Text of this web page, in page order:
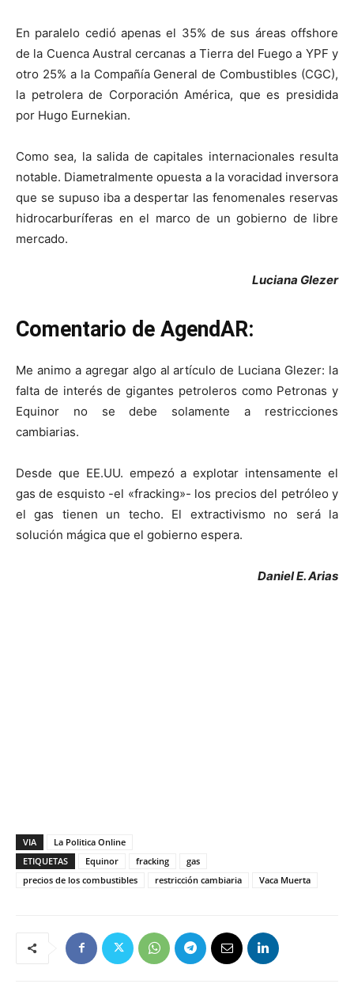
En paralelo cedió apenas el 35% de sus áreas offshore
de la Cuenca Austral cercanas a Tierra del Fuego a YPF y
otro 25% a la Compañía General de Combustibles (CGC),
la petrolera de Corporación América, que es presidida
por Hugo Eurnekian.
Como sea, la salida de capitales internacionales resulta
notable. Diametralmente opuesta a la voracidad inversora
que se supuso iba a despertar las fenomenales reservas
hidrocarburíferas en el marco de un gobierno de libre
mercado.
Luciana Glezer
Comentario de AgendAR:
Me animo a agregar algo al artículo de Luciana Glezer: la
falta de interés de gigantes petroleros como Petronas y
Equinor no se debe solamente a restricciones
cambiarias.
Desde que EE.UU. empezó a explotar intensamente el
gas de esquisto -el «fracking»- los precios del petróleo y
el gas tienen un techo. El extractivismo no será la
solución mágica que el gobierno espera.
Daniel E. Arias
VIA
La Politica Online
ETIQUETAS
Equinor fracking
gas
precios de los combustibles
restricción cambiaria Vaca Muerta